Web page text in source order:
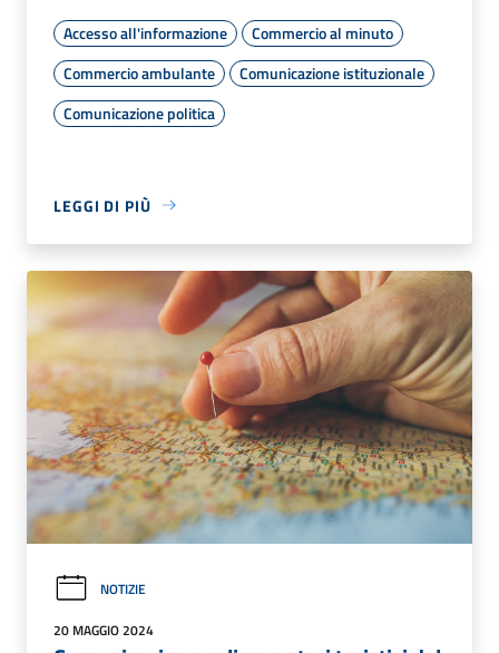
Accesso all'informazione
Commercio al minuto
Commercio ambulante
Comunicazione istituzionale
Comunicazione politica
LEGGI DI PIÙ
NOTIZIE
20 MAGGIO 2024